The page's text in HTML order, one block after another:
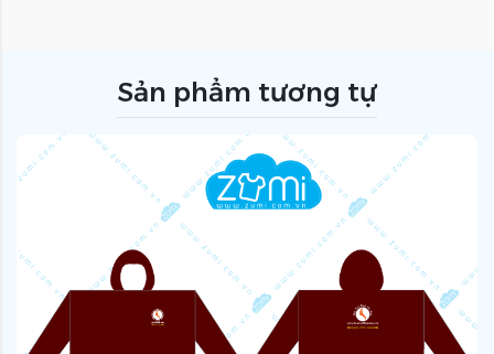
Sản phẩm tương tự